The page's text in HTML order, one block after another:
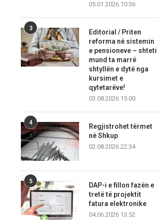
05.01.2026 10:36
3
Editorial / Priten
reforma në sistemin
e pensioneve – shteti
mund ta marrë
shtyllën e dytë nga
kursimet e
qytetarëve!
03.08.2026 15:00
4
Regjistrohet tërmet
në Shkup
02.08.2026 22:34
5
DAP-i e fillon fazën e
tretë të projektit
fatura elektronike
04.06.2026 13:52